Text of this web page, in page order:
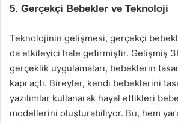
5. Gerçekçi Bebekler ve Teknoloji
Teknolojinin gelişmesi, gerçekçi
da etkileyici hale getirmiştir. Gelişmiş
gerçeklik uygulamaları, bebeklerin
kapı açtı. Bireyler, kendi bebeklerini
yazılımlar kullanarak hayal ettikleri
modellerini oluşturabiliyor. Bu, hem